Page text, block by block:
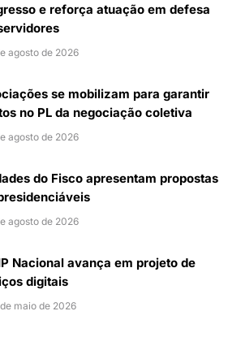
e reforça atuação em defesa
agosto de 2026
se mobilizam para garantir
no PL da negociação coletiva
agosto de 2026
do Fisco apresentam propostas
agosto de 2026
Nacional avança em projeto de
digitais
maio de 2026